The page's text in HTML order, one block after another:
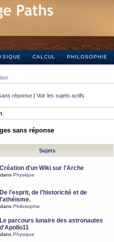
CALCUL PHILOSOPHIE
réponse | Voir les sujets actifs
sans réponse
Sujets
Création d'un Wiki sur l'Arche
dans Physique
De l'esprit, de l'historicité et de
l'athéisme.
dans Philosophie
Le parcours lunaire des astronautes
d'Apollo11
dans Physique